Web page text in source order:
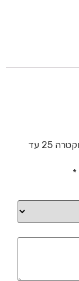
Be the first to review “שלישיית אמפולות וקטרה 25 עד
*